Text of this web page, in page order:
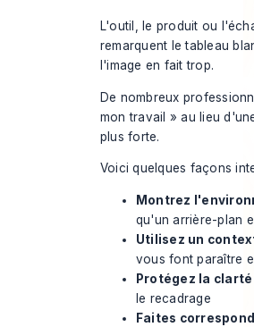
L'outil, le produit ou
remarquent le tableau
l'image en fait trop.
De nombreux
mon travail » au lieu
plus forte.
Voici quelques façons
Montrez
qu'un arrière-plan
Utilisez un
vous font paraître
Protégez la
le recadrage
Faites